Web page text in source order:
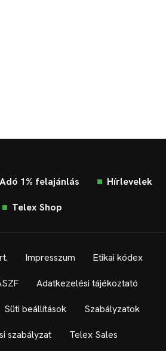
Adó 1% felajánlás Hírlevelek
Telex Shop
Impresszum Etikai kódex
Adatkezelési tájékoztató
Süti beállítások Szabályzatok
szabályzat Telex Sales